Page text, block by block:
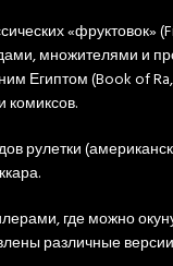
«фруктовок»
множителями и
Египтом (Book of
рулетки
где можно
различные